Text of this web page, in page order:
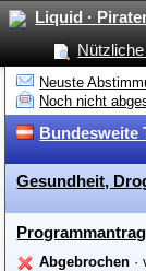
Liquid ·
Neuste
Noch nicht
Bundesweite
Gesundheit,
Abgebrochen ·